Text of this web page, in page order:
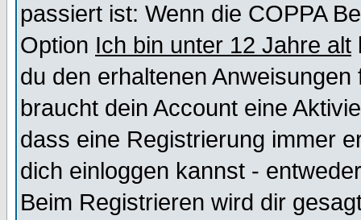
passiert ist: Wenn die COPPA
Option Ich bin unter 12 Jahre alt
du den erhaltenen
braucht dein Account eine
dass eine Registrierung immer
dich einloggen kannst -
Beim Registrieren wird dir